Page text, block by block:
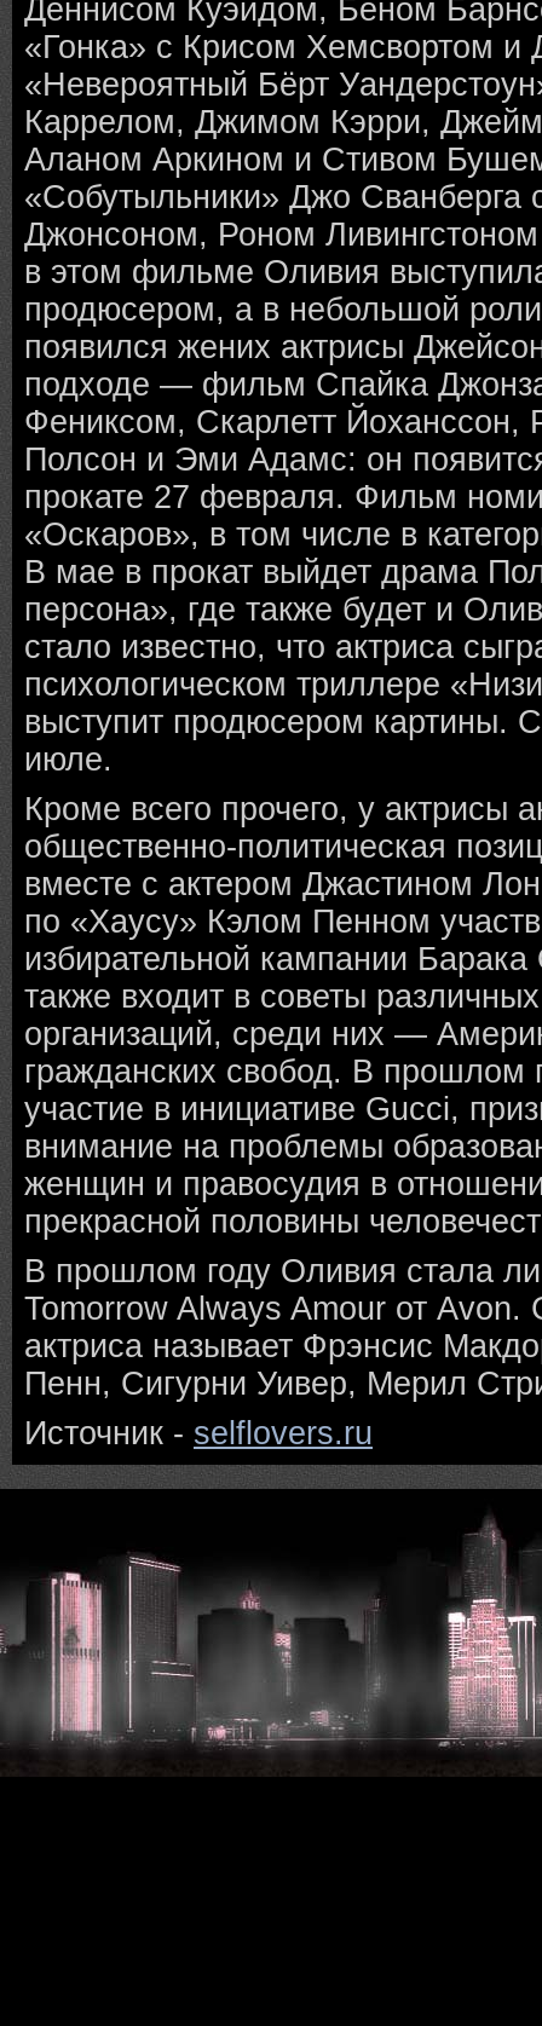
Деннисом Куэйдом, Беном
«Гонка» с Крисом Хемсвортом
«Невероятный Бёрт
Каррелом, Джимом Кэрри,
Аланом Аркином и Стивом
«Собутыльники» Джо Сванберга
Джонсоном, Роном
в этом фильме Оливия
продюсером, а в небольшой
появился жених актрисы
подходе — фильм Спайка
Фениксом, Скарлетт
Полсон и Эми Адамс: он
прокате 27 февраля. Фильм
«Оскаров», в том числе в
В мае в прокат выйдет драма
персона», где также будет и
стало известно, что актриса
психологическом триллере
выступит продюсером картины.
июле.
Кроме всего прочего, у актрисы
общественно-политическая
вместе с актером Джастином
по «Хаусу» Кэлом Пенном
избирательной кампании
также входит в советы
организаций, среди них —
гражданских свобод. В прошлом
участие в инициативе Gucci,
внимание на проблемы
женщин и правосудия в
прекрасной половины
В прошлом году Оливия стала
Tomorrow Always Amour от Avon.
актриса называет Фрэнсис
Пенн, Сигурни Уивер, Мерил
Источник - selflovers.ru